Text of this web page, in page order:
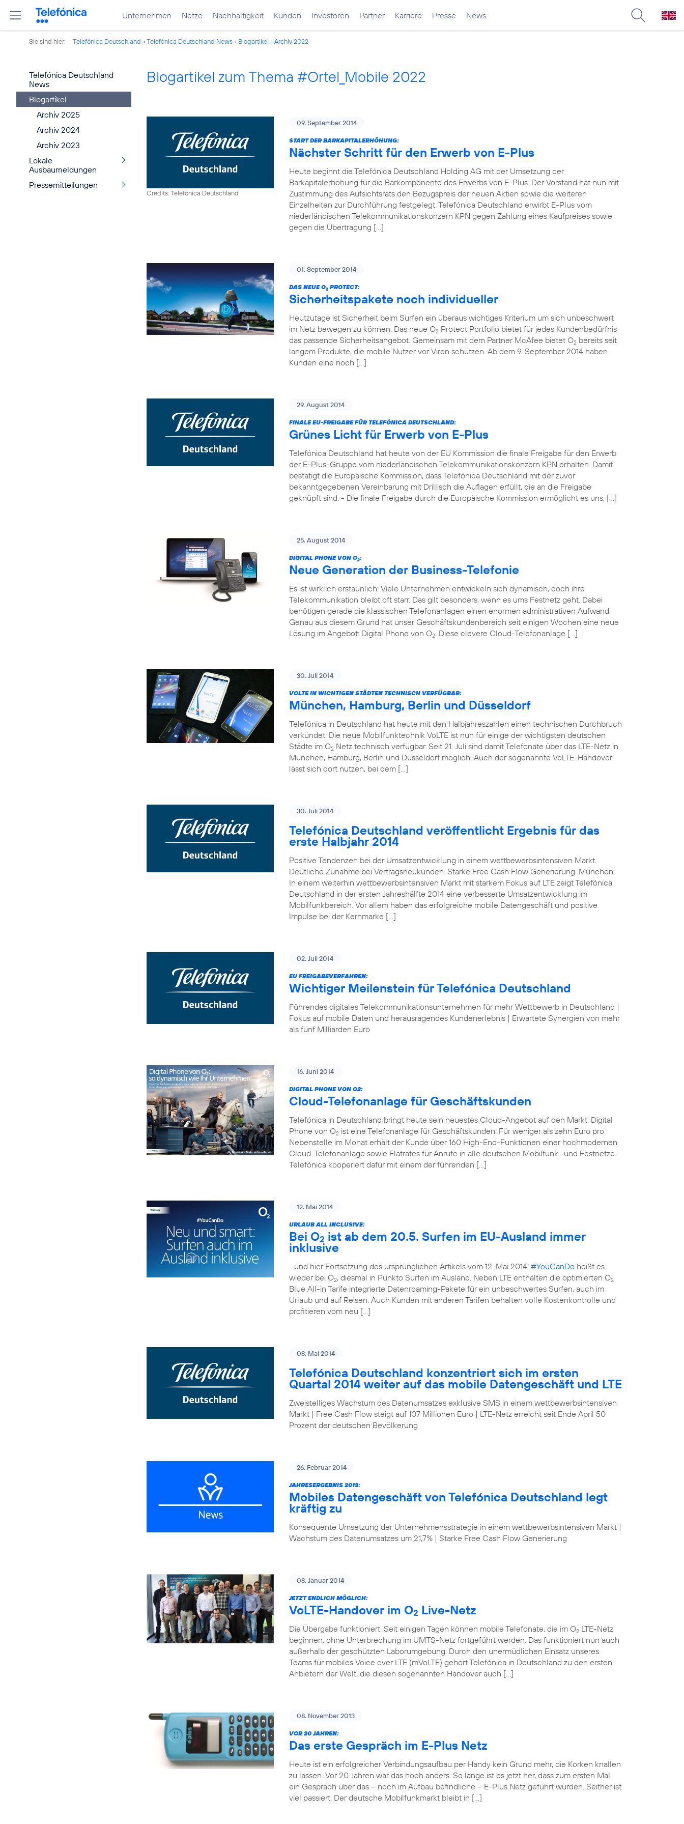
Unternehmen Netze Nachhaltigkeit Kunden Investoren Partner Karriere Presse News
Sie sind hier: Telefónica Deutschland Telefónica Deutschland News Blogartikel Archiv 2022
Telefónica Deutschland
News
Blogartikel
Archiv 2025
Archiv 2024
Archiv 2023
Lokale
Ausbaumeldungen
Pressemitteilungen
Blogartikel zum Thema #Ortel_Mobile 2022
Credits: Telefónica Deutschland
09. September 2014
START DER BARKAPITALERHÖHUNG:
Nächster Schritt für den Erwerb von E-Plus
Heute beginnt die Telefónica Deutschland Holding AG mit der Umsetzung der
Barkapitalerhöhung für die Barkomponente des Erwerbs von E-Plus. Der Vorstand hat nun mit
Zustimmung des Aufsichtsrats den Bezugspreis der neuen Aktien sowie die weiteren
Einzelheiten zur Durchführung festgelegt. Telefónica Deutschland erwirbt E-Plus vom
niederländischen Telekommunikationskonzern KPN gegen Zahlung eines Kaufpreises sowie
gegen die Übertragung […]
01. September 2014
DAS NEUE O2 PROTECT:
Sicherheitspakete noch individueller
Heutzutage ist Sicherheit beim Surfen ein überaus wichtiges Kriterium um sich unbeschwert
im Netz bewegen zu können. Das neue O2 Protect Portfolio bietet für jedes Kundenbedürfnis
das passende Sicherheitsangebot. Gemeinsam mit dem Partner McAfee bietet O2 bereits seit
langem Produkte, die mobile Nutzer vor Viren schützen. Ab dem 9. September 2014 haben
Kunden eine noch […]
29. August 2014
FINALE EU-FREIGABE FÜR TELEFÓNICA DEUTSCHLAND:
Grünes Licht für Erwerb von E-Plus
Telefónica Deutschland hat heute von der EU Kommission die finale Freigabe für den Erwerb
der E-Plus-Gruppe vom niederländischen Telekommunikationskonzern KPN erhalten. Damit
bestätigt die Europäische Kommission, dass Telefónica Deutschland mit der zuvor
bekanntgegebenen Vereinbarung mit Drillisch die Auflagen erfüllt, die an die Freigabe
geknüpft sind. - Die finale Freigabe durch die Europäische Kommission ermöglicht es uns, […]
25. August 2014
DIGITAL PHONE VON O2:
Neue Generation der Business-Telefonie
Es ist wirklich erstaunlich: Viele Unternehmen entwickeln sich dynamisch, doch ihre
Telekommunikation bleibt oft starr. Das gilt besonders, wenn es ums Festnetz geht. Dabei
benötigen gerade die klassischen Telefonanlagen einen enormen administrativen Aufwand.
Genau aus diesem Grund hat unser Geschäftskundenbereich seit einigen Wochen eine neue
Lösung im Angebot: Digital Phone von O2. Diese clevere Cloud-Telefonanlage […]
30. Juli 2014
VOLTE IN WICHTIGEN STÄDTEN TECHNISCH VERFÜGBAR:
München, Hamburg, Berlin und Düsseldorf
Telefónica in Deutschland hat heute mit den Halbjahreszahlen einen technischen Durchbruch
verkündet: Die neue Mobilfunktechnik VoLTE ist nun für einige der wichtigsten deutschen
Städte im O2 Netz technisch verfügbar. Seit 21. Juli sind damit Telefonate über das LTE-Netz in
München, Hamburg, Berlin und Düsseldorf möglich. Auch der sogenannte VoLTE-Handover
lässt sich dort nutzen, bei dem […]
30. Juli 2014
Telefónica Deutschland veröffentlicht Ergebnis für das
erste Halbjahr 2014
Positive Tendenzen bei der Umsatzentwicklung in einem wettbewerbsintensiven Markt.
Deutliche Zunahme bei Vertragsneukunden. Starke Free Cash Flow Generierung. München.
In einem weiterhin wettbewerbsintensiven Markt mit starkem Fokus auf LTE zeigt Telefónica
Deutschland in der ersten Jahreshälfte 2014 eine verbesserte Umsatzentwicklung im
Mobilfunkbereich. Vor allem haben das erfolgreiche mobile Datengeschäft und positive
Impulse bei der Kernmarke […]
02. Juli 2014
EU FREIGABEVERFAHREN:
Wichtiger Meilenstein für Telefónica Deutschland
Führendes digitales Telekommunikationsunternehmen für mehr Wettbewerb in Deutschland |
Fokus auf mobile Daten und herausragendes Kundenerlebnis | Erwartete Synergien von mehr
als fünf Milliarden Euro
16. Juni 2014
DIGITAL PHONE VON O2:
Cloud-Telefonanlage für Geschäftskunden
Telefónica in Deutschland bringt heute sein neuestes Cloud-Angebot auf den Markt: Digital
Phone von O2 ist eine Telefonanlage für Geschäftskunden. Für weniger als zehn Euro pro
Nebenstelle im Monat erhält der Kunde über 160 High-End-Funktionen einer hochmodernen
Cloud-Telefonanlage sowie Flatrates für Anrufe in alle deutschen Mobilfunk- und Festnetze.
Telefónica kooperiert dafür mit einem der führenden […]
12. Mai 2014
URLAUB ALL INCLUSIVE:
Bei O2 ist ab dem 20.5. Surfen im EU-Ausland immer
inklusive
…und hier Fortsetzung des ursprünglichen Artikels vom 12. Mai 2014: #YouCanDo heißt es
wieder bei O2, diesmal in Punkto Surfen im Ausland. Neben LTE enthalten die optimierten O2
Blue All-in Tarife integrierte Datenroaming-Pakete für ein unbeschwertes Surfen, auch im
Urlaub und auf Reisen. Auch Kunden mit anderen Tarifen behalten volle Kostenkontrolle und
profitieren vom neu […]
08. Mai 2014
Telefónica Deutschland konzentriert sich im ersten
Quartal 2014 weiter auf das mobile Datengeschäft und LTE
Zweistelliges Wachstum des Datenumsatzes exklusive SMS in einem wettbewerbsintensiven
Markt | Free Cash Flow steigt auf 107 Millionen Euro | LTE-Netz erreicht seit Ende April 50
Prozent der deutschen Bevölkerung
26. Februar 2014
JAHRESERGEBNIS 2013:
Mobiles Datengeschäft von Telefónica Deutschland legt
kräftig zu
Konsequente Umsetzung der Unternehmensstrategie in einem wettbewerbsintensiven Markt |
Wachstum des Datenumsatzes um 21,7% | Starke Free Cash Flow Generierung
08. Januar 2014
JETZT ENDLICH MÖGLICH:
VoLTE-Handover im O2 Live-Netz
Die Übergabe funktioniert: Seit einigen Tagen können mobile Telefonate, die im O2 LTE-Netz
beginnen, ohne Unterbrechung im UMTS-Netz fortgeführt werden. Das funktioniert nun auch
außerhalb der geschützten Laborumgebung. Durch den unermüdlichen Einsatz unseres
Teams für mobiles Voice over LTE (mVoLTE) gehört Telefónica in Deutschland zu den ersten
Anbietern der Welt, die diesen sogenannten Handover auch […]
08. November 2013
VOR 20 JAHREN:
Das erste Gespräch im E-Plus Netz
Heute ist ein erfolgreicher Verbindungsaufbau per Handy kein Grund mehr, die Korken knallen
zu lassen. Vor 20 Jahren war das noch anders. So lange ist es jetzt her, dass zum ersten Mal
ein Gespräch über das – noch im Aufbau befindliche – E-Plus Netz geführt wurden. Seither ist
viel passiert: Der deutsche Mobilfunkmarkt bleibt in […]